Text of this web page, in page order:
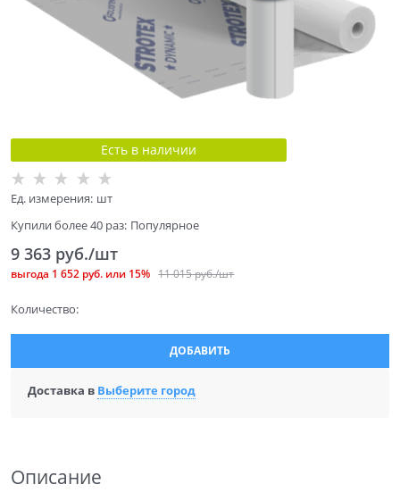
Есть в наличии
Ед. измерения: шт
Купили более 40 раз: Популярное
11 015 руб./шт
9 363 руб./шт
выгода 1 652 руб. или 15%
Количество:
ДОБАВИТЬ
Доставка в Выберите город
Описание